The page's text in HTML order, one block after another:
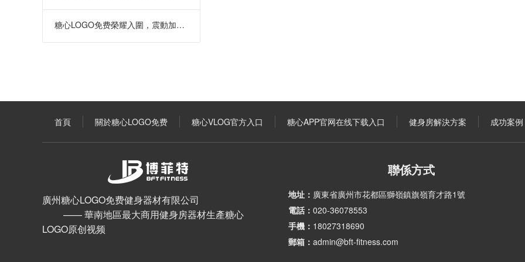
糖心LOGO免费榮耀入圍，震動加速器引領健身
首頁 關於糖心LOGO免费 糖心VLOG官方入口 糖心APP官网在线下载入口 健身房解決方案 成功案例
廣州糖心LOGO免费健身器材有限公司
—— 華南地區最大商用健身房器材生產糖心
LOGO原创视频
聯係方式
地址： 廣東省廣州市花都區獅嶺鎮旗嶺育才路1號
電話： 020-36078553
手機： 18027318690
郵箱： admin@bft-fitness.com